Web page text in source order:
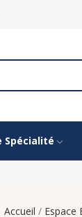
Spécialité
Accueil Espace